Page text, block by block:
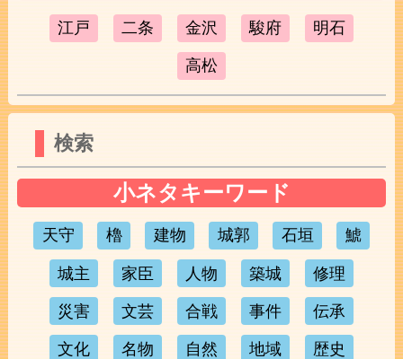
江戸 二条 金沢 駿府 明石
高松
検索
小ネタキーワード
天守 櫓 建物 城郭 石垣 鯱
城主 家臣 人物 築城 修理
災害 文芸 合戦 事件 伝承
文化 名物 自然 地域 歴史